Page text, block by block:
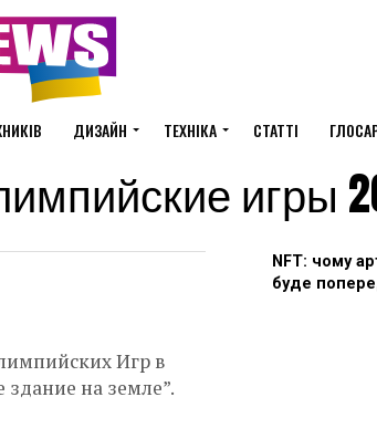
ДИЗАЙН ТЕХНІКА СТАТТІ
игры
Игр в
на земле”.
NFT: чому
буде